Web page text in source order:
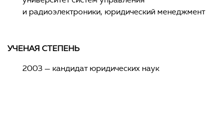
и радиоэлектроники, юридический менеджмент
УЧЕНАЯ СТЕПЕНЬ
2003 — кандидат юридических наук